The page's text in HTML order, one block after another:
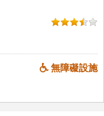
無障礙設施